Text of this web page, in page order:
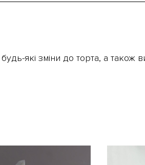
які зміни до торта, а також